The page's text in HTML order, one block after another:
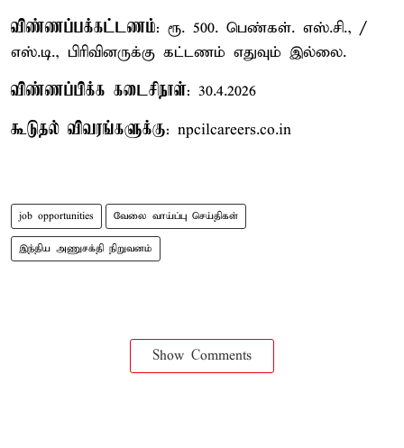
விண்ணப்பக்கட்டணம்: ரூ. 500. பெண்கள். எஸ்.சி., /
எஸ்.டி., பிரிவினருக்கு கட்டணம் எதுவும் இல்லை.
விண்ணப்பிக்க கடைசிநாள்: 30.4.2026
கூடுதல் விவரங்களுக்கு: npcilcareers.co.in
job opportunities வேலை வாய்ப்பு செய்திகள்
இந்திய அணுசக்தி நிறுவனம்
Show Comments